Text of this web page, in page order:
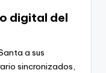
digital del
a sus
sincronizados,